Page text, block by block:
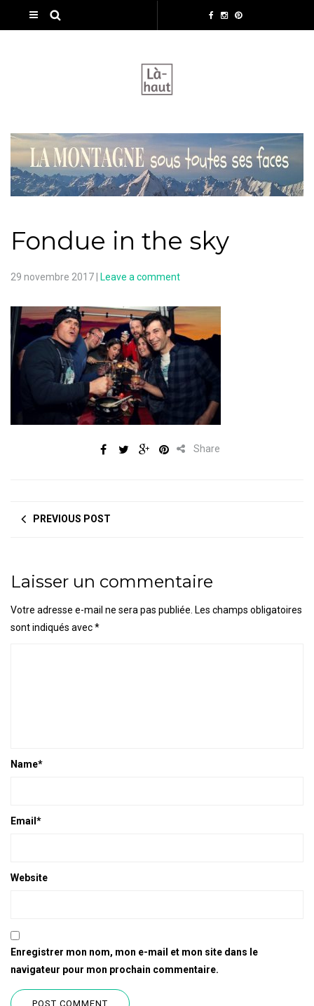
Fondue in the sky
29 novembre 2017 Leave a comment
Share
PREVIOUS POST
Laisser un commentaire
Votre adresse e-mail ne sera pas publiée. Les champs obligatoires
sont indiqués avec*
Name*
Email *
Website
Enregistrer mon nom, mon e-mail et mon site dans le
navigateur pour mon prochain commentaire.